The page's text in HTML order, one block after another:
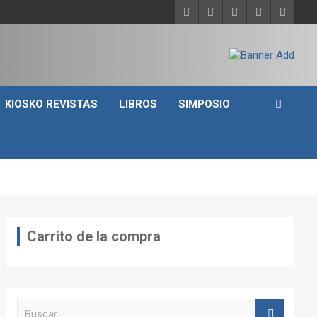
KIOSKO REVISTAS LIBROS SIMPOSIO
Carrito de la compra